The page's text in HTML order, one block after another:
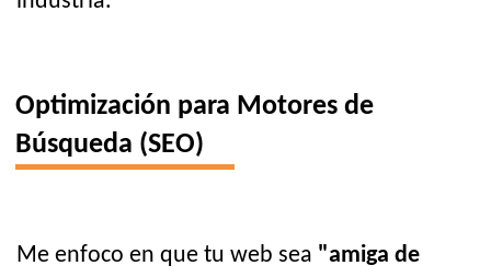
Optimización para Motores de
Búsqueda (SEO)
Me enfoco en que tu web sea "amiga de